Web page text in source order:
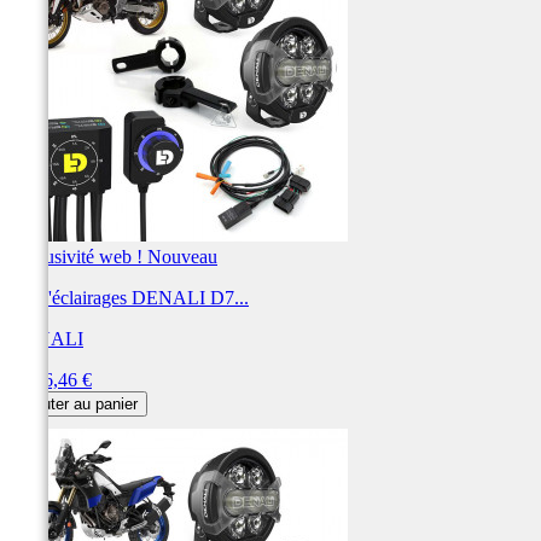
Exclusivité web ! Nouveau
Kit d'éclairages DENALI D7...
DENALI
1 486,46 €
Ajouter au panier